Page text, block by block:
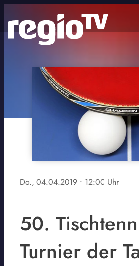
Do., 04.04.2019 • 12:00 Uhr
50.
Turnier der